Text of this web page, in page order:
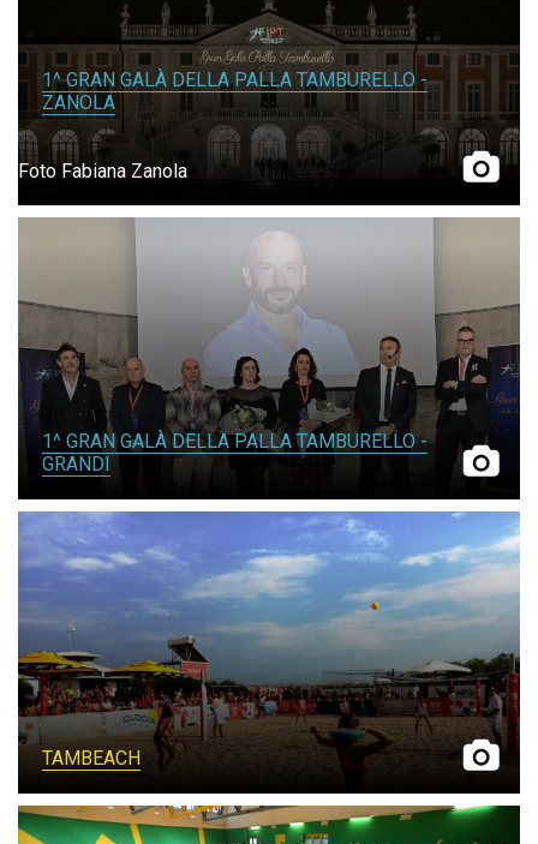
1^ GRAN GALÀ DELLA PALLA TAMBURELLO -
ZANOLA
Foto Fabiana Zanola
1^ GRAN GALÀ DELLA PALLA TAMBURELLO -
GRANDI
TAMBEACH